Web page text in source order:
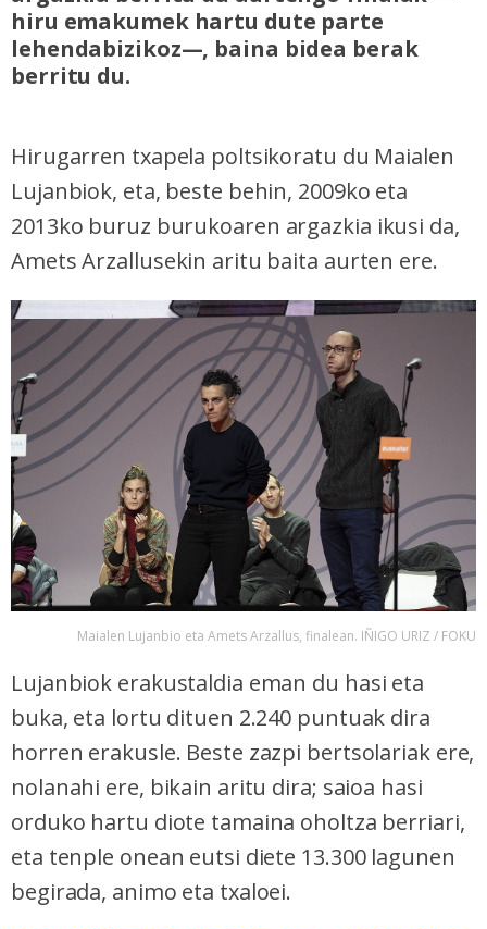
hiru emakumek hartu dute parte
lehendabizikoz—, baina bidea berak
berritu du.
Hirugarren txapela poltsikoratu du Maialen
Lujanbiok, eta, beste behin, 2009ko eta
2013ko buruz burukoaren argazkia ikusi da,
Amets Arzallusekin aritu baita aurten ere.
Maialen Lujanbio eta Amets Arzallus, finalean. IÑIGO URIZ / FOKU
Lujanbiok erakustaldia eman du hasi eta
buka, eta lortu dituen 2.240 puntuak dira
horren erakusle. Beste zazpi bertsolariak ere,
nolanahi ere, bikain aritu dira; saioa hasi
orduko hartu diote tamaina oholtza berriari,
eta tenple onean eutsi diete 13.300 lagunen
begirada, animo eta txaloei.